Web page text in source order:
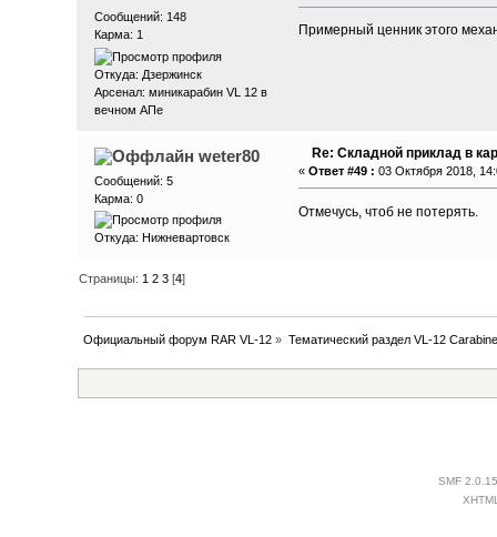
Сообщений: 148
Карма: 1
Откуда: Дзержинск
Арсенал: миникарабин VL 12 в
вечном АПе
Примерный ценник этого
weter80
Сообщений: 5
Карма: 0
Откуда: Нижневартовск
Re: Складной приклад в
« Ответ #49 : 03 Октября 2018,
Отмечусь, чтоб не потерять.
Страницы: 1 2 3 [4]
Официальный форум RAR VL-12 » Тематический раздел VL-12 Carabine
SMF 2.0.15